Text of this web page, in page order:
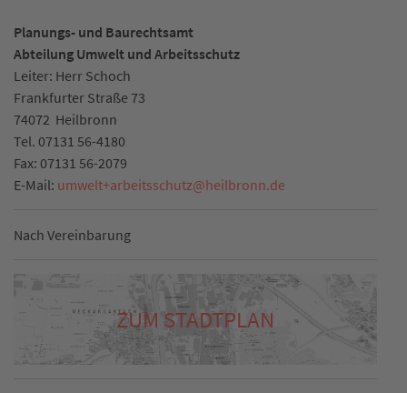
Planungs- und Baurechtsamt
Abteilung Umwelt und Arbeitsschutz
Leiter: Herr Schoch
Frankfurter Straße 73
74072 Heilbronn
Tel. 07131 56-4180
Fax: 07131 56-2079
E-Mail: umwelt+arbeitsschutz@heilbronn.de
Nach Vereinbarung
ZUM STADTPLAN